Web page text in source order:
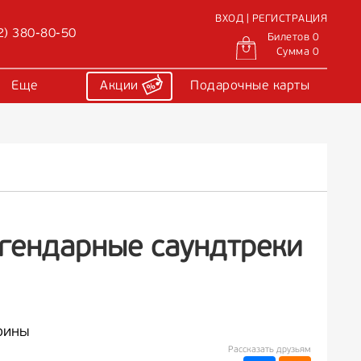
380-80-50
ВХОД | РЕГИСТРАЦИЯ
Билетов 0
Сумма 0
Еще Акции Подарочные карты
саундтреки
Рассказать друзьям